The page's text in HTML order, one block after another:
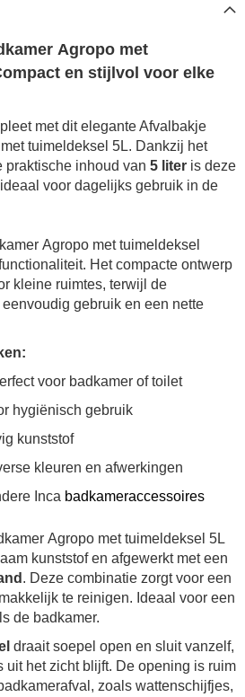
Agropo met
en stijlvol voor elke
met dit elegante Afvalbakje
tuimeldeksel 5L. Dankzij het
praktische inhoud van 5 liter is deze
ideaal voor dagelijks gebruik in de
Agropo met tuimeldeksel
Het compacte ontwerp
kleine ruimtes, terwijl de
gebruik en een nette
voor badkamer of toilet
hygiënisch gebruik
kunststof
kleuren en afwerkingen
Inca badkameraccessoires
Agropo met tuimeldeksel 5L
kunststof en afgewerkt met een
. Deze combinatie zorgt voor een
te reinigen. Ideaal voor een
de badkamer.
draait soepel open en sluit vanzelf,
uit het zicht blijft. De opening is ruim
zoals wattenschijfjes,